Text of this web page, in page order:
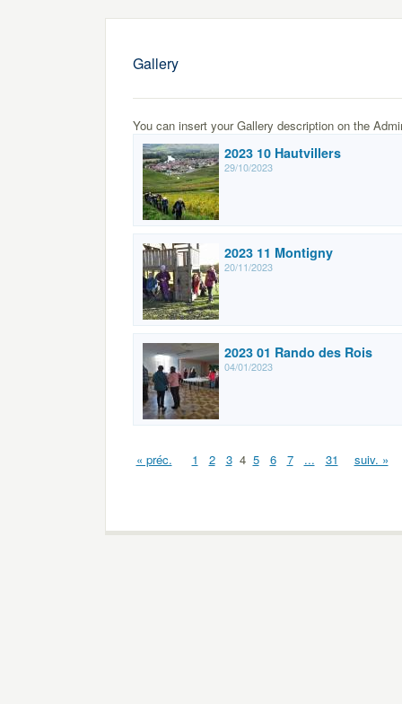
Gallery
You can insert your Gallery description on the
2023 10 Hautvillers
29/10/2023
2023 11 Montigny
20/11/2023
2023 01 Rando des Rois
04/01/2023
« préc. 1 2 3 4 5 6 7 ... 31 suiv. »